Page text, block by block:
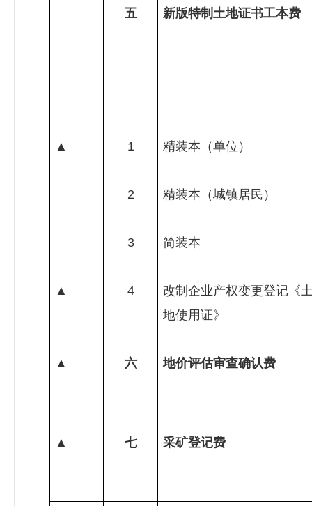
五 新版特制土地证书工本费
▲ 1 精装本（单位）
2 精装本（城镇居民）
3 简装本
▲ 4
改制企业产权变更登记《
地使用证》
▲ 六 地价评估审查确认费
▲ 七 采矿登记费